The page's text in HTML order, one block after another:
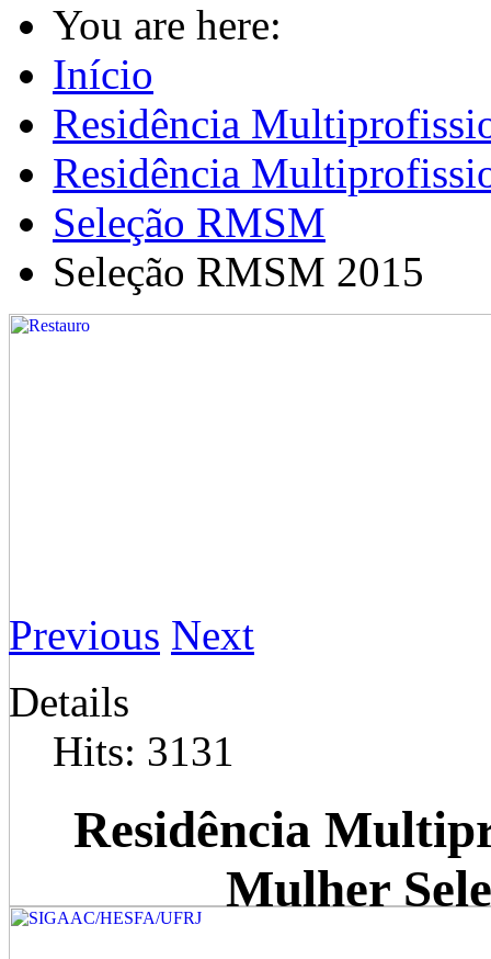
You are here:
Início
Residência
Residência
Seleção RMSM
Seleção RMSM 2015
Previous Next
Details
Hits: 3131
Residência
Mulher